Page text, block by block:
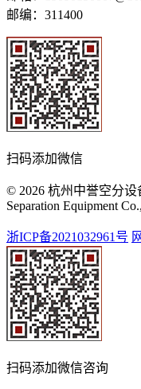
邮编：311400
扫码添加微信
© 2026 杭州中誉空分设
Separation Equipment
浙ICP备2021032961号
扫码添加微信咨询